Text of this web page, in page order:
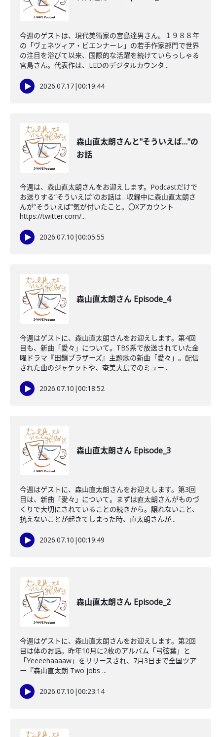
今週のゲストは、現代美術家の宮島達男さん。１９８８年
の「ヴェネツィア・ビエンナーレ」の若手作家部門で世界
の注目を浴びて以来、国際的な活躍を続けていらっしゃる
宮島さん。代表作は、LEDのデジタルカウンタ...
2026.07.17|00:19:44
森山直太朗さんと"そういえば…"の
お話
今週は、森山直太朗さんをお迎えします。Podcastだけで
お送りする”そういえば”のお話は…収録中に森山直太朗さ
んが”そういえば”気が付いたこと。〇Xアカウント
https://twitter.com/...
2026.07.10 |00:05:55
森山直太朗さん Episode_4
今週はゲストに、森山直太朗さんをお迎えします。第4回
目も、新曲「愛々」について。TBS系で放送されていた金
曜ドラマ『田鎖ブラザーズ』主題歌の新曲「愛々」。配信
された曲のジャケットや、奄美大島でのミュー...
2026.07.10 |00:18:52
森山直太朗さん Episode_3
今週はゲストに、森山直太朗さんをお迎えします。第3回
目は、新曲「愛々」について。まずは直太朗さんがものづ
くりで大切にされていることの続きから。譲れないこと、
抗えないことが起きてしまった時、直太朗さんが...
2026.07.10 |00:19:49
森山直太朗さん Episode_2
今週はゲストに、森山直太朗さんをお迎えします。第2回
目は体のお話。昨年10月に2枚のアルバム「弓弦葉」と
「Yeeeehaaaaw」をリリースされ、7月3日まで全国ツア
ー『森山直太朗 Two jobs ...
2026.07.10 |00:23:14